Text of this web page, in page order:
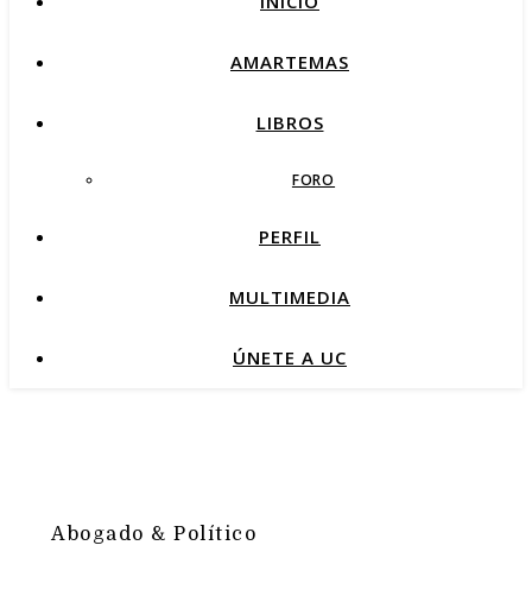
AMARTEMAS
LIBROS
FORO
PERFIL
MULTIMEDIA
ÚNETE A UC
Abogado & Político